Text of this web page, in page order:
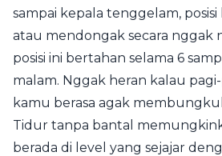
sampai kepala tenggelam,
atau mendongak secara nggak
posisi ini bertahan selama 6
malam. Nggak heran kalau
kamu berasa agak
Tidur tanpa bantal
berada di level yang sejajar